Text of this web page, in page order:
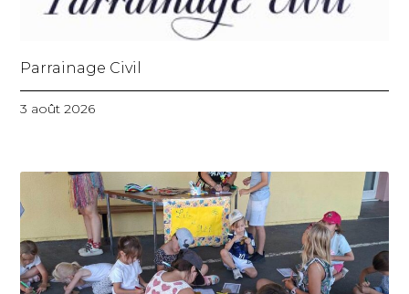
Parrainage Civil
3 août 2026